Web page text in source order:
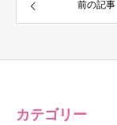
前の記事
カテゴリー